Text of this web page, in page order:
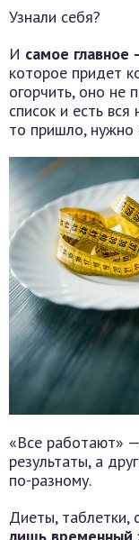
Узнали себя?
И самое главное
которое придет
огорчить, оно не
список и есть
то пришло, нужно
«Все работают»
результаты, а
по-разному.
Диеты, таблетки,
лишь временный